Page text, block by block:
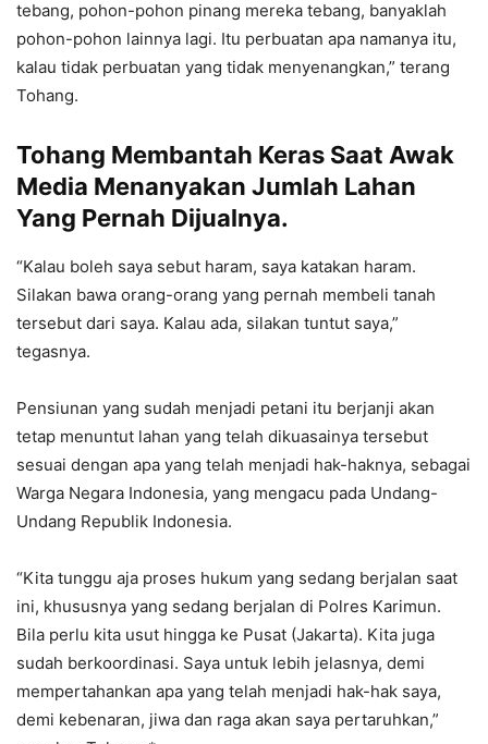
tebang, pohon-pohon pinang mereka tebang, banyaklah
pohon-pohon lainnya lagi. Itu perbuatan apa namanya itu,
kalau tidak perbuatan yang tidak menyenangkan,” terang
Tohang.
Tohang Membantah Keras Saat Awak
Media Menanyakan Jumlah Lahan
Yang Pernah Dijualnya.
“Kalau boleh saya sebut haram, saya katakan haram.
Silakan bawa orang-orang yang pernah membeli tanah
tersebut dari saya. Kalau ada, silakan tuntut saya,”
tegasnya.
Pensiunan yang sudah menjadi petani itu berjanji akan
tetap menuntut lahan yang telah dikuasainya tersebut
sesuai dengan apa yang telah menjadi hak-haknya, sebagai
Warga Negara Indonesia, yang mengacu pada Undang-
Undang Republik Indonesia.
“Kita tunggu aja proses hukum yang sedang berjalan saat
ini, khususnya yang sedang berjalan di Polres Karimun.
Bila perlu kita usut hingga ke Pusat (Jakarta). Kita juga
sudah berkoordinasi. Saya untuk lebih jelasnya, demi
mempertahankan apa yang telah menjadi hak-hak saya,
demi kebenaran, jiwa dan raga akan saya pertaruhkan,”